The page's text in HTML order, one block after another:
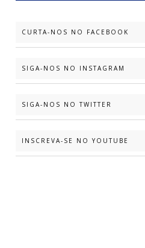
CURTA-NOS NO FACEBOOK
SIGA-NOS NO INSTAGRAM
SIGA-NOS NO TWITTER
INSCREVA-SE NO YOUTUBE